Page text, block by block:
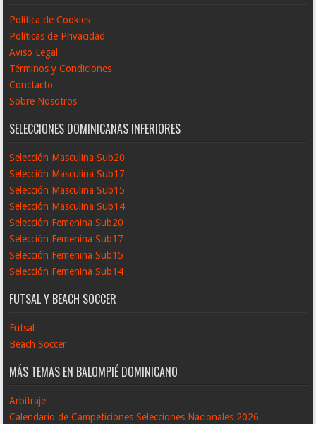
Política de Cookies
Políticas de Privacidad
Aviso Legal
Términos y Condiciones
Conctacto
Sobre Nosotros
SELECCIONES DOMINICANAS INFERIORES
Selección Masculina Sub20
Selección Masculina Sub17
Selección Masculina Sub15
Selección Masculina Sub14
Selección Femenina Sub20
Selección Femenina Sub17
Selección Femenina Sub15
Selección Femenina Sub14
FUTSAL Y BEACH SOCCER
Futsal
Beach Soccer
MÁS TEMAS EN BALOMPIÉ DOMINICANO
Arbitraje
Calendario de Campeticiones Selecciones Nacionales 2026